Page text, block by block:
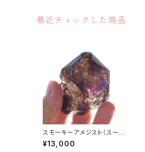
最近チェックした商品
スモーキーアメジスト（スーパ
ーセブン）結晶原石｜ブラジ
ル産
¥13,000